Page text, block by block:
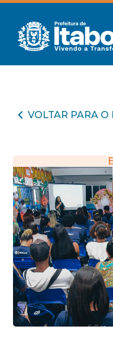
VOLTAR PARA